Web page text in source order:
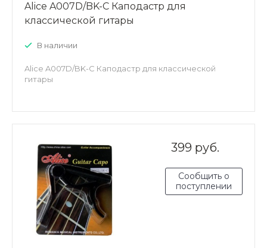
Alice A007D/BK-C Каподастр для
классической гитары
В наличии
Alice A007D/BK-C Каподастр для классической
гитары
399 руб.
Сообщить о
поступлении